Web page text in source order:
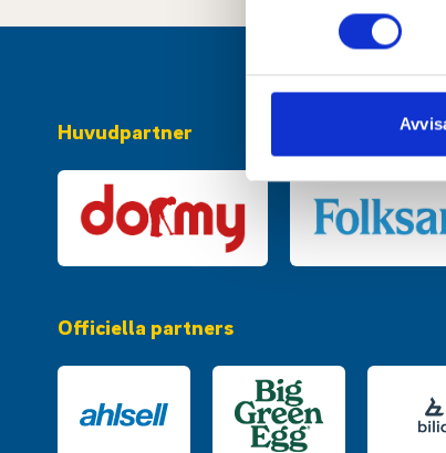
eller dra tillbaka ditt
sociala medier och
till de sociala medier
Huvudpartner
Officiella partners